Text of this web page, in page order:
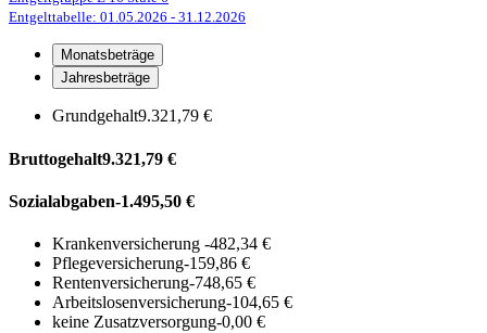
Entgelttabelle: 01.05.2026 - 31.12.2026
Monatsbeträge
Jahresbeträge
Grundgehalt9.321,79 €
Bruttogehalt9.321,79 €
Sozialabgaben-1.495,50 €
Krankenversicherung -482,34 €
Pflegeversicherung-159,86 €
Rentenversicherung-748,65 €
Arbeitslosenversicherung-104,65 €
keine Zusatzversorgung-0,00 €